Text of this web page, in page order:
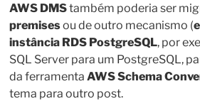
AWS DMStambém poderia ser
premisesou de outro mecanismo (
instância RDS PostgreSQL, por
SQL Server para um PostgreSQL,
da ferramenta AWS Schema
tema para outro post.